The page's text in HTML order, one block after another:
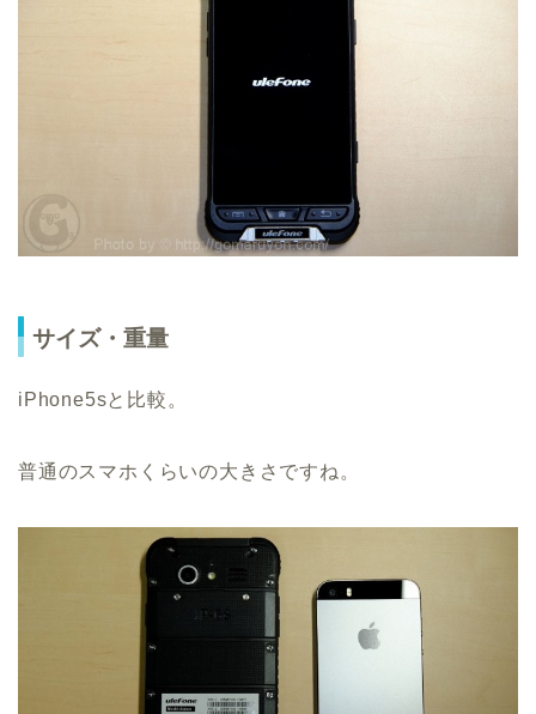
サイズ・重量
iPhone5sと比較。
普通のスマホくらいの大きさですね。